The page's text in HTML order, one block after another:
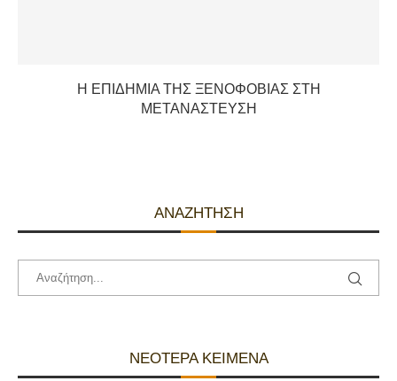
Η ΕΠΙΔΗΜΊΑ ΤΗΣ ΞΕΝΟΦΟΒΊΑΣ ΣΤΗ
ΜΕΤΑΝΆΣΤΕΥΣΗ
ΑΝΑΖΉΤΗΣΗ
ΝΕΌΤΕΡΑ ΚΕΊΜΕΝΑ